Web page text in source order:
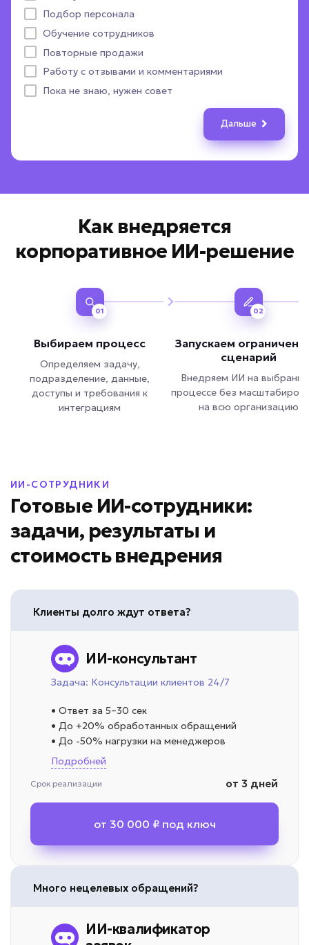
Подбор персонала
Обучение сотрудников
Повторные продажи
Работу с отзывами и комментариями
Пока не знаю, нужен совет
Дальше
Телефонные звонки
CRM-система
Отправить уведомление в MAX
Выдать расчет стоимости
Пока не определились
Документы и файлы
Другое
ПОЛУЧИТЬ ПОДБОР
Как внедряется
корпоративное ИИ-решение
01
Выбираем процесс
Определяем задачу,
подразделение, данные,
доступы и требования к
интеграциям
02
Запускаем
сценарий
Внедряем ИИ на
процессе без
на всю организацию
ИИ-СОТРУДНИКИ
Готовые ИИ-сотрудники:
задачи, результаты и
стоимость внедрения
Клиенты долго ждут ответа?
ИИ-консультант
Задача: Консультации клиентов 24/7
• Ответ за 5–30 сек
• До +20% обработанных обращений
• До -50% нагрузки на менеджеров
Подробней
Срок реализации от 3 дней
от 30 000 ₽ под ключ
Много нецелевых обращений?
ИИ-квалификатор